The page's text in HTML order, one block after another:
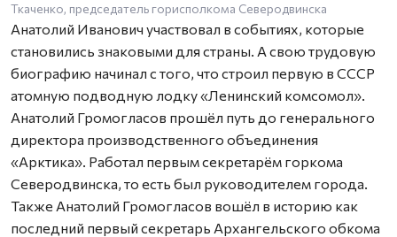
Ткаченко, председатель горисполкома Северодвинска
Анатолий Иванович участвовал в событиях, которые
становились знаковыми для страны. А свою трудовую
биографию начинал с того, что строил первую в СССР
атомную подводную лодку «Ленинский комсомол».
Анатолий Громогласов прошёл путь до генерального
директора производственного объединения
«Арктика». Работал первым секретарём горкома
Северодвинска, то есть был руководителем города.
Также Анатолий Громогласов вошёл в историю как
последний первый секретарь Архангельского обкома